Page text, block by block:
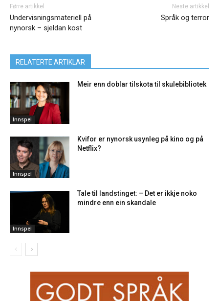
Førre artikkel
Undervisningsmateriell på
nynorsk – sjeldan kost
Neste artikkel
Språk og terror
RELATERTE ARTIKLAR
Innspel
Meir enn doblar tilskota til skulebibliotek
Innspel
Kvifor er nynorsk usynleg på kino og på
Netflix?
Innspel
Tale til landstinget: – Det er ikkje noko
mindre enn ein skandale